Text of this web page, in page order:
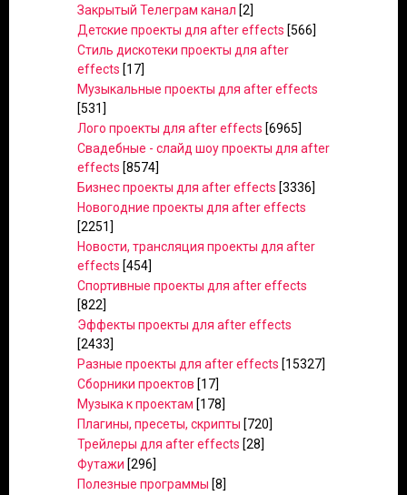
Закрытый Телеграм канал [2]
Детские проекты для after effects [566]
Стиль дискотеки проекты для after
effects [17]
Музыкальные проекты для after effects
[531]
Лого проекты для after effects [6965]
Свадебные - слайд шоу проекты для after
effects [8574]
Бизнес проекты для after effects [3336]
Новогодние проекты для after effects
[2251]
Новости, трансляция проекты для after
effects [454]
Спортивные проекты для after effects
[822]
Эффекты проекты для after effects
[2433]
Разные проекты для after effects [15327]
Сборники проектов [17]
Музыка к проектам [178]
Плагины, пресеты, скрипты [720]
Трейлеры для after effects [28]
Футажи [296]
Полезные программы [8]